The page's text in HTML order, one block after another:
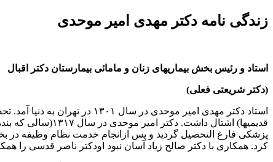
زندگی نامه دکتر مهدی امیر موحدی
استاد و رئیس بخش بیماریهای زنان و مامائی بیمارستان دکتر اقبال
(دکتر شریعتی فعلی)
استاد دکتر مهدی امیر
پزشکی فارغ التحصیل گردید و پس ازانجام خدمت نظام وظیفه در
کرد. همکاری با دکتر صالح زیاد آسان نبود اودکتر ناصر قدسی